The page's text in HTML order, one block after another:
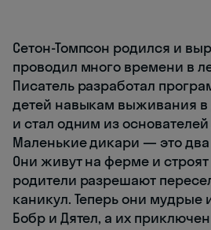
Сетон-Томпсон родился и
проводил много времени в
Писатель разработал
детей навыкам выживания
и стал одним из
Маленькие дикари — это два
Они живут на ферме и
родители разрешают
каникул. Теперь они
Бобр и Дятел, а их